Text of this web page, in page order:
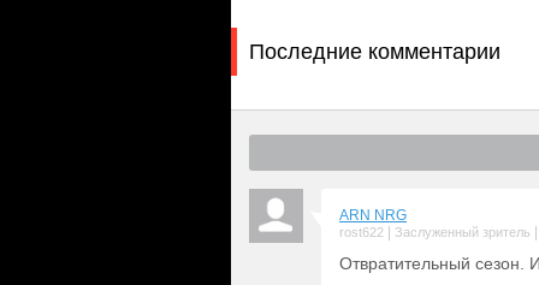
Последние комментарии
ARN NRG
rost622 Заслуженный зритель
Отвратительный сезон.